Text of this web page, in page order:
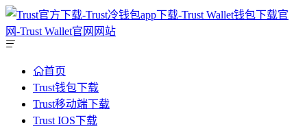
首页
Trust钱包下载
Trust移动端下载
Trust IOS下载